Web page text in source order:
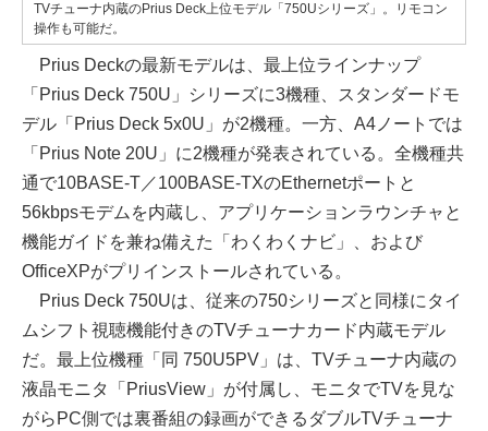
TVチューナ内蔵のPrius Deck上位モデル「750Uシリーズ」。リモコン
操作も可能だ。
Prius Deckの最新モデルは、最上位ラインナップ
「Prius Deck 750U」シリーズに3機種、スタンダードモ
デル「Prius Deck 5x0U」が2機種。一方、A4ノートでは
「Prius Note 20U」に2機種が発表されている。全機種共
通で10BASE-T／100BASE-TXのEthernetポートと
56kbpsモデムを内蔵し、アプリケーションラウンチャと
機能ガイドを兼ね備えた「わくわくナビ」、および
OfficeXPがプリインストールされている。
Prius Deck 750Uは、従来の750シリーズと同様にタイ
ムシフト視聴機能付きのTVチューナカード内蔵モデル
だ。最上位機種「同 750U5PV」は、TVチューナ内蔵の
液晶モニタ「PriusView」が付属し、モニタでTVを見な
がらPC側では裏番組の録画ができるダブルTVチューナ